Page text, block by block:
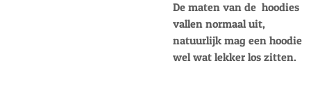
De maten van de hoodies
vallen normaal uit,
natuurlijk mag een hoodie
wel wat lekker los zitten.